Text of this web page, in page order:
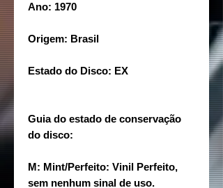
Ano: 1970
Origem: Brasil
Estado do Disco: EX
Guia do estado de conservação
do disco:
M: Mint/Perfeito: Vinil Perfeito,
sem nenhum sinal de uso.